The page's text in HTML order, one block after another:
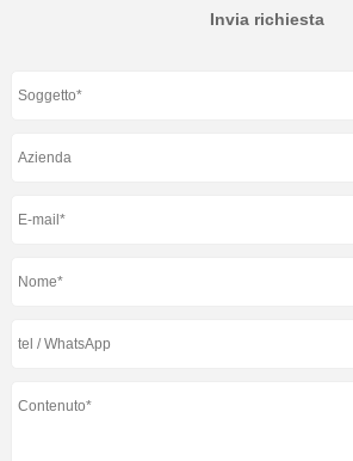
Invia richiesta